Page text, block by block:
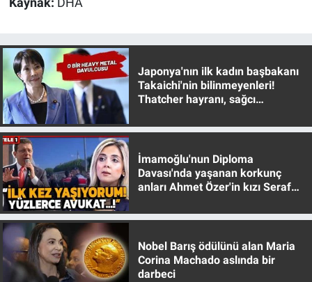
Kaynak: DHA
Japonya'nın ilk kadın başbakanı
Takaichi'nin bilinmeyenleri!
Thatcher hayranı, sağcı
İmamoğlu'nun Diploma
Davası'nda yaşanan korkunç
anları Ahmet Özer'in kızı Seraf
Nobel Barış ödülünü alan Maria
Corina Machado aslında bir
darbeci